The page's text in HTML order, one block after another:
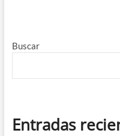
Buscar
Entradas